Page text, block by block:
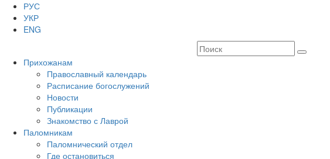
РУС
УКР
ENG
Прихожанам
Православный календарь
Расписание богослужений
Новости
Публикации
Знакомство с Лаврой
Паломникам
Паломнический отдел
Где остановиться